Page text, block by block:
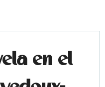
en el